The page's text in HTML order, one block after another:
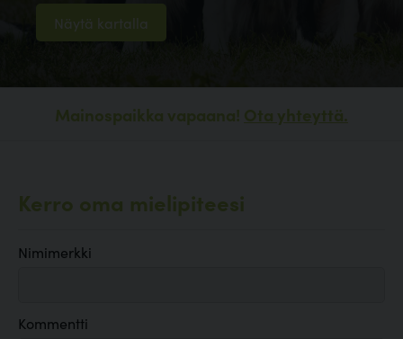
Näytä kartalla
Mainospaikka vapaana! Ota yhteyttä.
Kerro oma mielipiteesi
Nimimerkki
Kommentti